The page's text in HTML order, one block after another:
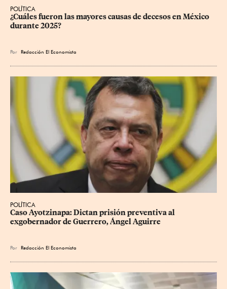
POLÍTICA
¿Cuáles fueron las mayores causas de decesos en México
durante 2025?
Por Redacción El Economista
POLÍTICA
Caso Ayotzinapa: Dictan prisión preventiva al
exgobernador de Guerrero, Ángel Aguirre
Por Redacción El Economista